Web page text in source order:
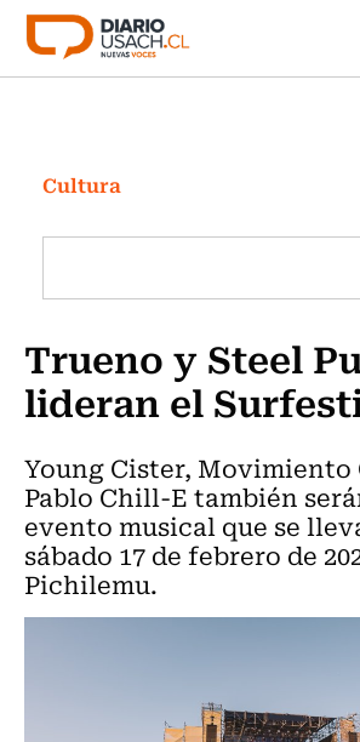
Click acá para ir directamente al
Investigación
Cultura
Programas Radio y TV Usach
Cultura
Trueno y Steel
lideran el
Young Cister,
Pablo Chill-E también
evento musical que se
sábado 17 de febrero de
Pichilemu.